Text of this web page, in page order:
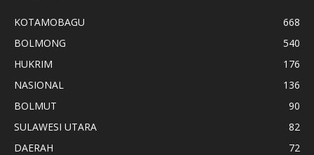
KOTAMOBAGU
668
BOLMONG
540
HUKRIM
176
NASIONAL
136
BOLMUT
90
SULAWESI UTARA
82
DAERAH
72